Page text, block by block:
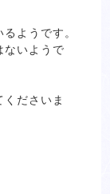
ようです。
ないようで
ださいま